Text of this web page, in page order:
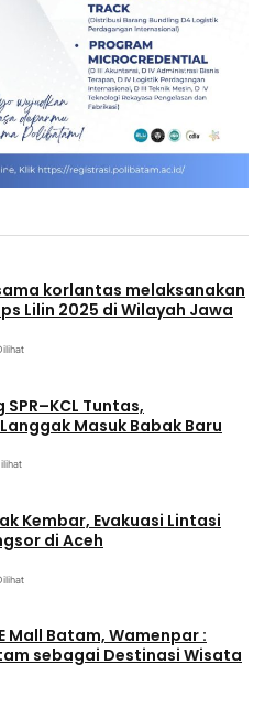
korlantas melaksanakan
Lilin 2025 di Wilayah Jawa
Tuntas,
Masuk Babak Baru
Kembar, Evakuasi Lintasi
di Aceh
Mall Batam, Wamenpar :
sebagai Destinasi Wisata